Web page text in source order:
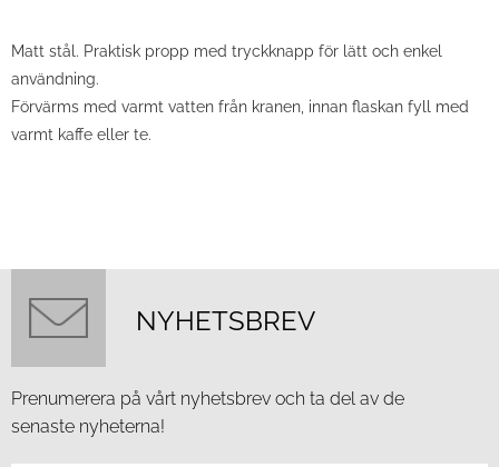
Matt stål. Praktisk propp med tryckknapp för lätt och enkel
användning.
Förvärms med varmt vatten från kranen, innan flaskan fyll med
varmt kaffe eller te.
NYHETSBREV
Prenumerera på vårt nyhetsbrev och ta del av de
senaste nyheterna!